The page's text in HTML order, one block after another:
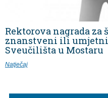
Rektorova nagrada za
znanstveni ili
Sveučilišta u Mostaru
Natječaj